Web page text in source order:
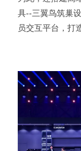
具--三翼鸟筑巢
员交互平台，打